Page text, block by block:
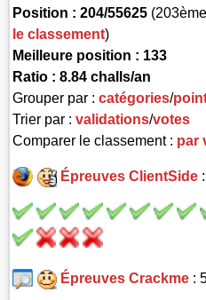
Position : 204/55625
le classement)
Meilleure position : 133
Ratio : 8.84 challs/an
Grouper par :catégories/
Trier par :validations/votes
Comparer le classement : par
Épreuves ClientSide:
Épreuves Crackme: